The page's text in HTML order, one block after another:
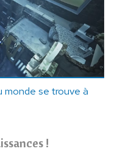
monde se trouve à
!